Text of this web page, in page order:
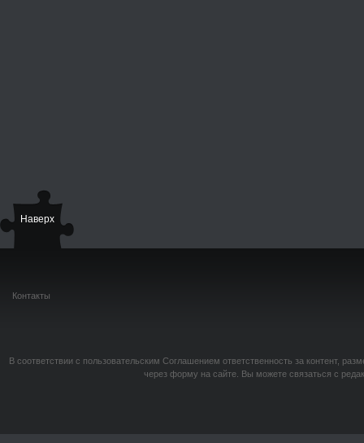
Наверх
Контакты
В соответствии с пользовательским Соглашением ответственность за контент,
через форму на сайте. Вы можете связаться с